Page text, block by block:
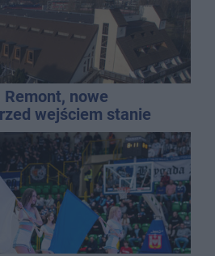
nowe
wejściem stanie